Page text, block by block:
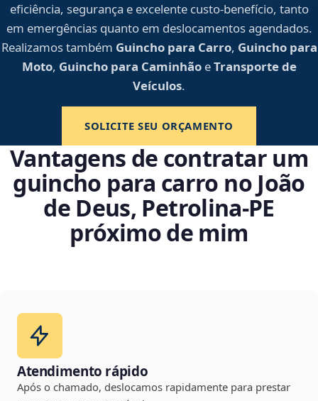
eficiência, segurança e excelente custo-benefício, tanto
em emergências quanto em deslocamentos agendados.
Realizamos também Guincho para Carro, Guincho para
Moto, Guincho para CaminhãoeTransporte de
Veículos.
SOLICITE SEU ORÇAMENTO
Vantagens de contratar um
guincho para carro no João
de Deus, Petrolina‑PE
próximo de mim
Atendimento rápido
Após o chamado, deslocamos rapidamente para prestar